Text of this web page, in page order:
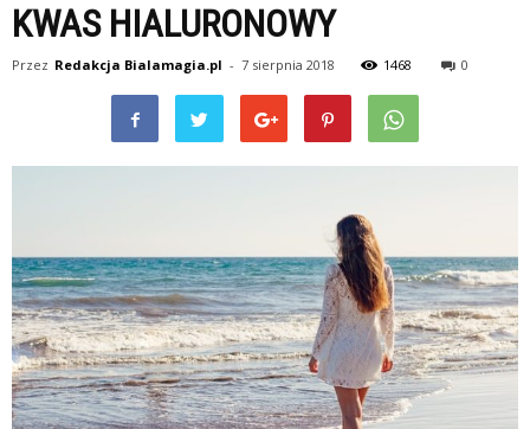
KWAS HIALURONOWY
Przez Redakcja Bialamagia.pl - 7 sierpnia 2018 1468 0